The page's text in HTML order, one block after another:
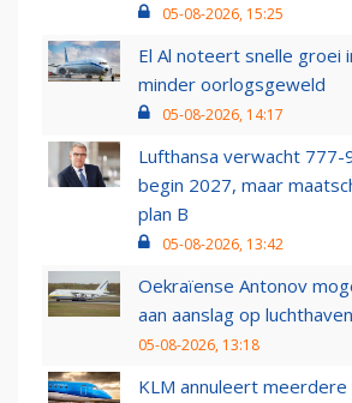
05-08-2026, 15:25
El Al noteert snelle groei
minder oorlogsgeweld
05-08-2026, 14:17
Lufthansa verwacht 777-
begin 2027, maar
plan B
05-08-2026, 13:42
Oekraïense Antonov
aan aanslag op
05-08-2026, 13:18
KLM annuleert meerdere